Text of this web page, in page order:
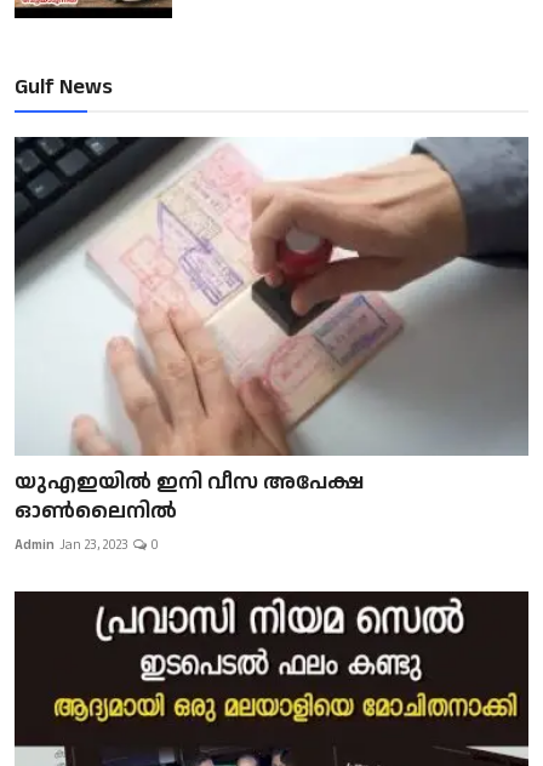
Gulf News
യുഎഇയിൽ ഇനി വീസ അപേക്ഷ
ഓൺലൈനിൽ
Admin Jan 23, 2023 0